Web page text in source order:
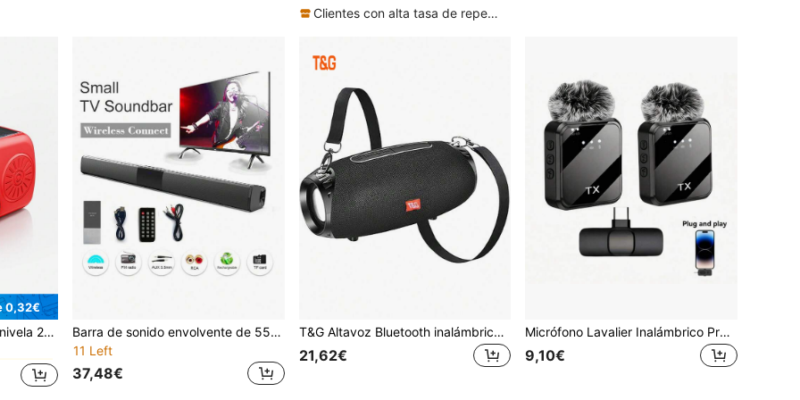
(1000+)
Clientes con alta tasa de repetición
0,32€
en el hogar y al aire libre
Barra de sonido envolvente de 55 cm x 5 cm, sistema de 4 altavoces, subwoofer inalámbrico, adecuado para TV, cine en casa y control remoto
11 Left
37,48€
T&G Altavoz Bluetooth inalámbrico portátil de alta potencia de 10W para exteriores, a prueba de agua y polvo con cordón, se puede usar de mano o con correa para el hombro, compatible con salida de audio, tarjeta USB y batería recargable incorporada
21,62€
Micrófono Lavalier Inalámbrico Profesional, Plug And Play, Equipado Con Función Innovadora de Reducción de Ruido Inteligente - Micrófono Lavalier, Compatible Con Interfaz Tipo-C de iPad (Múltiples Opciones de Puerto), Chip de Reducción de Ruido Integrado, Adecuado Para Grabación de Video, Entrevista, Podcast y Vlog y Otros Escenarios de Aplicación Batería de 230mAh
9,10€